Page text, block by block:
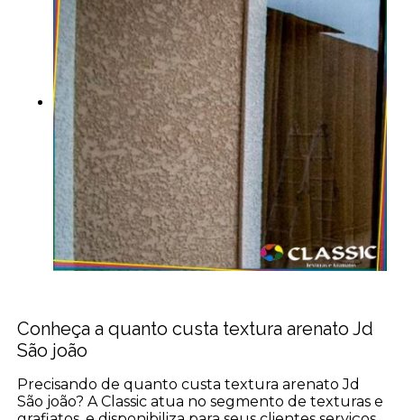
Conheça a quanto custa textura arenato Jd
São joão
Precisando de quanto custa textura arenato Jd
São joão? A Classic atua no segmento de texturas e